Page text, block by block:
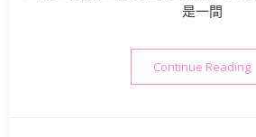
是一間
Continue Reading